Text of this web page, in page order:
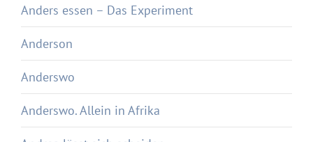
Anders essen – Das Experiment
Anderson
Anderswo
Anderswo. Allein in Afrika